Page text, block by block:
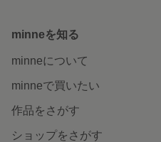
minneを知る
minneについて
minneで買いたい
作品をさがす
ショップをさがす